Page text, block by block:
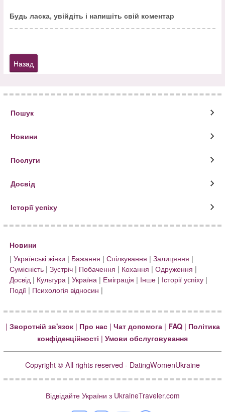
Будь ласка, увійдіть і напишіть свій коментар
Назад
Пошук
Новини
Послуги
Досвід
Історії успіху
Новини
| Українські жінки | Бажання | Спілкування | Залицяння |
Сумісність| Зустріч| Побачення | Кохання | Одруження |
Досвід | Культура | Україна | Еміграція | Інше| Історії успіху|
Події| Психологія відносин |
| Зворотній зв'язок| Про нас| Чат допомога| FAQ| Політика
конфіденційності | Умови обслуговування
Copyright © All rights reserved - DatingWomenUkraine
Відвідайте України з UkraineTraveler.com